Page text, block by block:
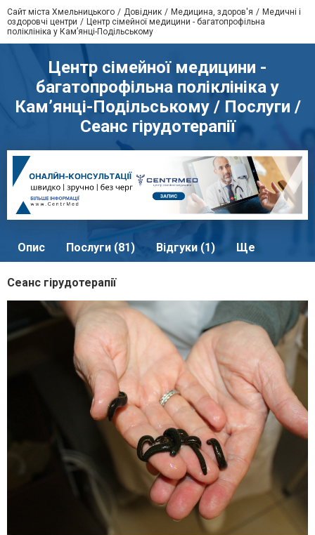
Сайт міста Хмельницького Довідник Медицина, здоров'я
Медичні і
оздоровчі центри
Центр сімейної медицини - багатопрофільна
поліклініка у Кам’янці-Подільському
Центр сімейної медицини -
багатопрофільна поліклініка у
Кам’янці-Подільському / Послуги /
Сеанс гірудотерапії
Опис Послуги (81) Відгуки (1) Ще
Сеанс гірудотерапії